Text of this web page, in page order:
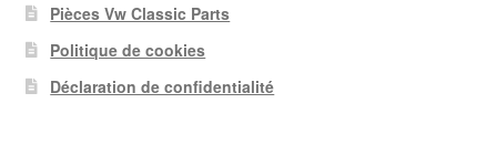
Pièces Vw Classic Parts
Politique de cookies
Déclaration de confidentialité